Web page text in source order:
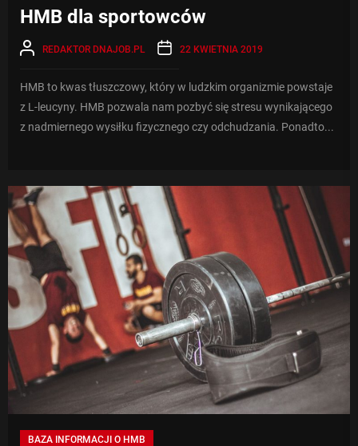
HMB dla sportowców
REDAKTOR DNAJOB.PL 22 KWIETNIA 2019
HMB to kwas tłuszczowy, który w ludzkim organizmie powstaje
z L-leucyny. HMB pozwala nam pozbyć się stresu wynikającego
z nadmiernego wysiłku fizycznego czy odchudzania. Ponadto...
BAZA INFORMACJI O HMB